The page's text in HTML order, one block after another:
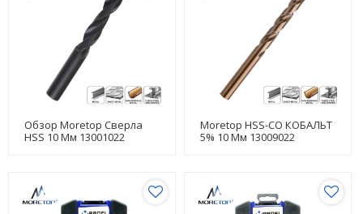
Обзор Moretop Сверла
HSS 10 Мм 13001022
Moretop HSS-CO КОБАЛЬТ
5% 10 Мм 13009022